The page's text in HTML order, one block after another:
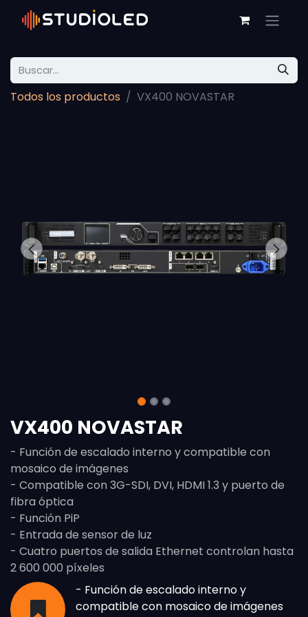
Todos los productos VX400 NOVASTAR
VX400 NOVASTAR
- Función de escalado interno y compatible con
mosaico de imágenes
- Compatible con 3G-SDI, DVI, HDMI 1.3 y puerto de
fibra óptica
- Función PiP
- Entrada de sensor de luz
- Cuatro puertos de salida Ethernet controlan hasta
2 600 000 píxeles
- Función de escalado interno y
compatible con mosaico de imágenes